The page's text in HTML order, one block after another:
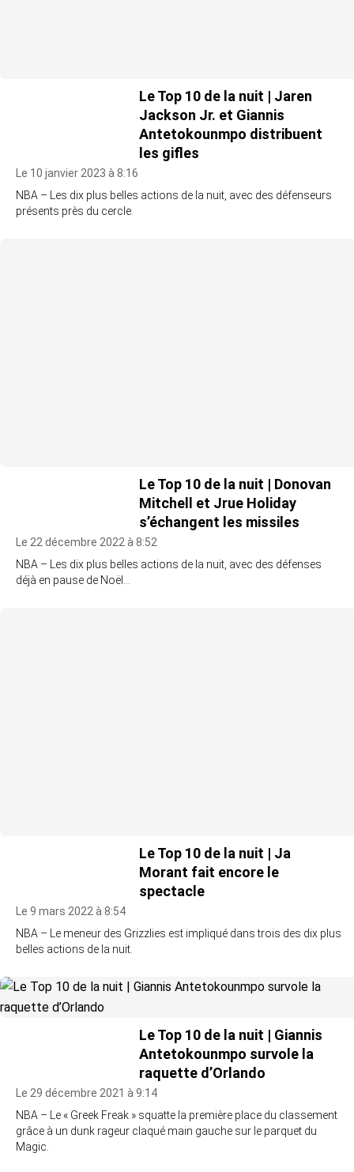
Le Top 10 de la nuit | Jaren
Jackson Jr. et Giannis
Antetokounmpo distribuent
les gifles
Le 10 janvier 2023 à 8:16
NBA – Les dix plus belles actions de la nuit, avec des défenseurs
présents près du cercle.
Le Top 10 de la nuit | Donovan
Mitchell et Jrue Holiday
s’échangent les missiles
Le 22 décembre 2022 à 8:52
NBA – Les dix plus belles actions de la nuit, avec des défenses
déjà en pause de Noël…
Le Top 10 de la nuit | Ja
Morant fait encore le
spectacle
Le 9 mars 2022 à 8:54
NBA – Le meneur des Grizzlies est impliqué dans trois des dix plus
belles actions de la nuit.
Le Top 10 de la nuit | Giannis
Antetokounmpo survole la
raquette d’Orlando
Le 29 décembre 2021 à 9:14
NBA – Le « Greek Freak » squatte la première place du classement
grâce à un dunk rageur claqué main gauche sur le parquet du
Magic.